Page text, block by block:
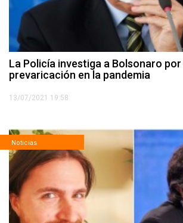
La Policía investiga a Bolsonaro
prevaricación en la pandemia
13/07/2021 19:58
Noticias